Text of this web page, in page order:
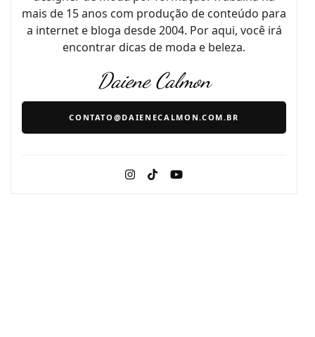
mais de 15 anos com produção de conteúdo para
a internet e bloga desde 2004. Por aqui, você irá
encontrar dicas de moda e beleza.
Daiene Calmon
CONTATO@DAIENECALMON.COM.BR